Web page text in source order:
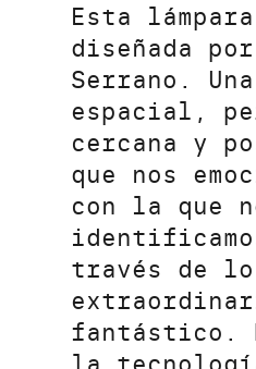
Esta
diseñada
Serrano.
espacial,
cercana y
que nos
con la que
través de lo
fantástico.